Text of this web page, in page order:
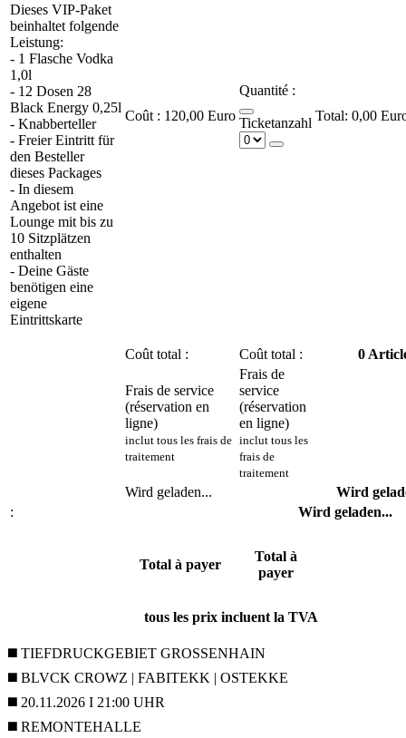
Dieses VIP-Paket
beinhaltet folgende
Leistung:
- 1 Flasche Vodka
1,0l
- 12 Dosen 28
Black Energy 0,25l
- Knabberteller
- Freier Eintritt für
den Besteller
dieses Packages
- In diesem
Angebot ist eine
Lounge mit bis zu
10 Sitzplätzen
enthalten
- Deine Gäste
benötigen eine
eigene
Eintrittskarte
Coût : 120,00 Euro
Quantité :
Ticketanzahl 0,00
Coût total : Coût total : 0
Frais de service
(réservation en
ligne)
inclut tous les frais de
traitement
Frais de
service
(réservation
en ligne)
inclut tous les
frais de
traitement
Wird geladen...
Wird
:
Wird geladen...
Total à payer
Total à
payer
tous les prix incluent la TVA
◼️ TIEFDRUCKGEBIET GROSSENHAIN
◼️ BLVCK CROWZ | FABITEKK | OSTEKKE
◼️ 20.11.2026 I 21:00 UHR
◼️ REMONTEHALLE